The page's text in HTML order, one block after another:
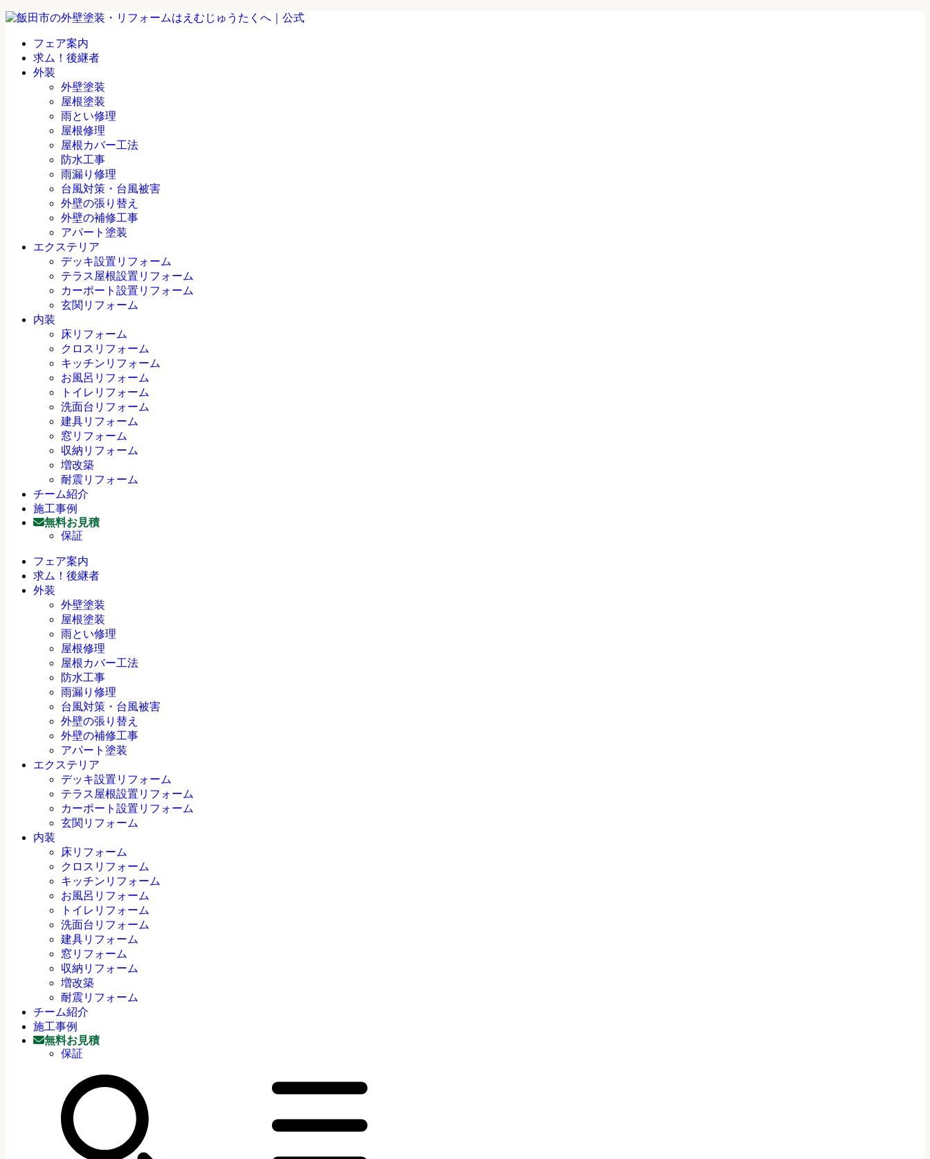
フェア案内
求ム！後継者
外装
外壁塗装
屋根塗装
雨とい修理
屋根修理
屋根カバー工法
防水工事
雨漏り修理
台風対策・台風被害
外壁の張り替え
外壁の補修工事
アパート塗装
エクステリア
デッキ設置リフォーム
テラス屋根設置リフォーム
カーポート設置リフォーム
玄関リフォーム
内装
床リフォーム
クロスリフォーム
キッチンリフォーム
お風呂リフォーム
トイレリフォーム
洗面台リフォーム
建具リフォーム
窓リフォーム
収納リフォーム
増改築
耐震リフォーム
チーム紹介
施工事例
無料お見積
保証
フェア案内
求ム！後継者
外装
外壁塗装
屋根塗装
雨とい修理
屋根修理
屋根カバー工法
防水工事
雨漏り修理
台風対策・台風被害
外壁の張り替え
外壁の補修工事
アパート塗装
エクステリア
デッキ設置リフォーム
テラス屋根設置リフォーム
カーポート設置リフォーム
玄関リフォーム
内装
床リフォーム
クロスリフォーム
キッチンリフォーム
お風呂リフォーム
トイレリフォーム
洗面台リフォーム
建具リフォーム
窓リフォーム
収納リフォーム
増改築
耐震リフォーム
チーム紹介
施工事例
無料お見積
保証